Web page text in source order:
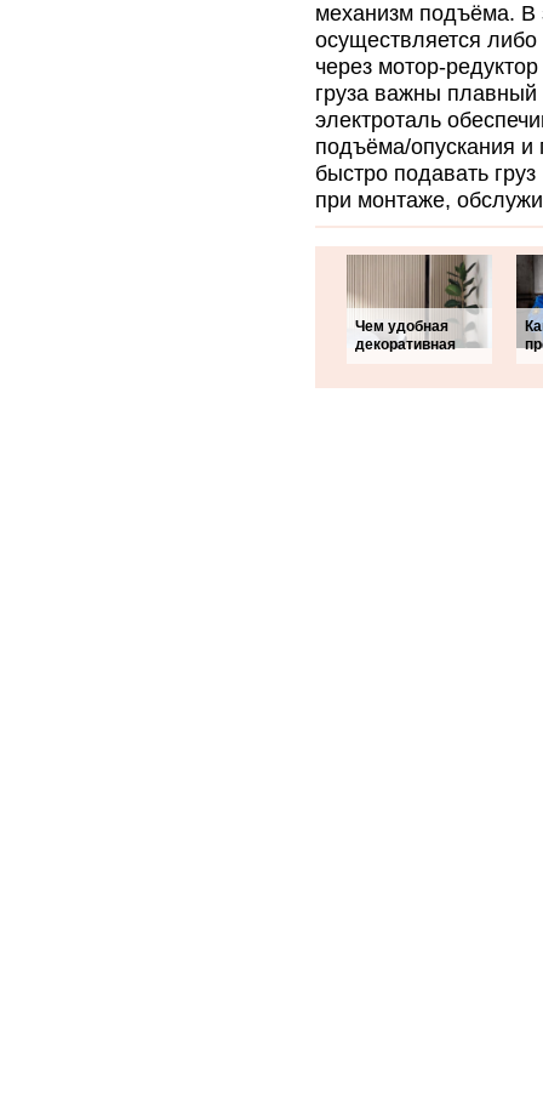
механизм подъёма. В
осуществляется
через мотор-
груза важны плавный
электроталь
подъёма/опускания и
быстро подавать
при монтаже,
Чем удобная
декоративная